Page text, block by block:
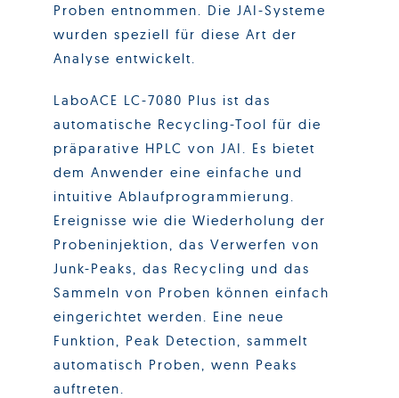
Proben entnommen. Die JAI-Systeme
wurden speziell für diese Art der
Analyse entwickelt.
LaboACE LC-7080 Plus ist das
automatische Recycling-Tool für die
präparative HPLC von JAI. Es bietet
dem Anwender eine einfache und
intuitive Ablaufprogrammierung.
Ereignisse wie die Wiederholung der
Probeninjektion, das Verwerfen von
Junk-Peaks, das Recycling und das
Sammeln von Proben können einfach
eingerichtet werden. Eine neue
Funktion, Peak Detection, sammelt
automatisch Proben, wenn Peaks
auftreten.